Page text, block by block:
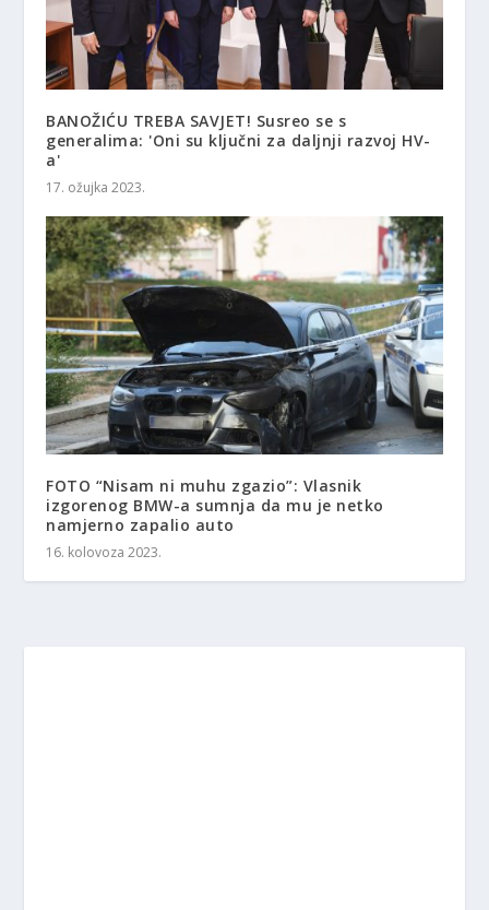
BANOŽIĆU TREBA SAVJET! Susreo se s
generalima: 'Oni su ključni za daljnji razvoj HV-
a'
17. ožujka 2023.
FOTO “Nisam ni muhu zgazio”: Vlasnik
izgorenog BMW-a sumnja da mu je netko
namjerno zapalio auto
16. kolovoza 2023.